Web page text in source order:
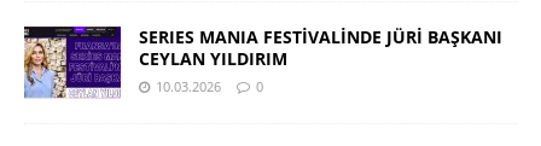
SERIES MANIA FESTİVALİNDE JÜRİ BAŞKANI
CEYLAN YILDIRIM
10.03.2026 0